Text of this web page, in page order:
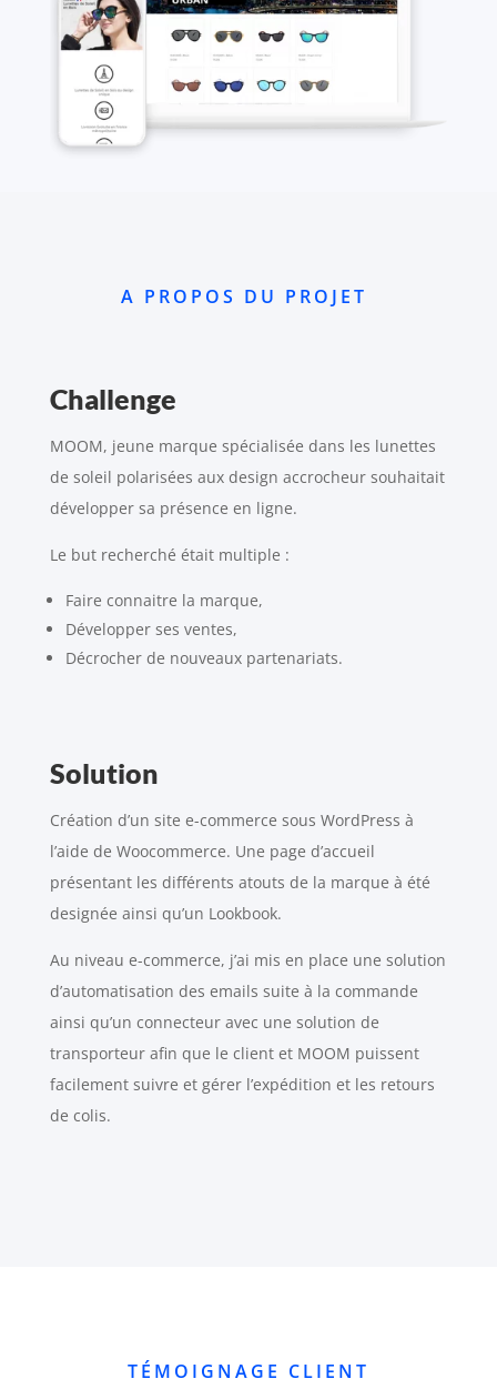
A PROPOS DU PROJET
Challenge
MOOM, jeune marque spécialisée dans les lunettes
de soleil polarisées aux design accrocheur souhaitait
développer sa présence en ligne.
Le but recherché était multiple :
Faire connaitre la marque,
Développer ses ventes,
Décrocher de nouveaux partenariats.
Solution
Création d’un site e-commerce sous WordPress à
l’aide de Woocommerce. Une page d’accueil
présentant les différents atouts de la marque à été
designée ainsi qu’un Lookbook.
Au niveau e-commerce, j’ai mis en place une solution
d’automatisation des emails suite à la commande
ainsi qu’un connecteur avec une solution de
transporteur afin que le client et MOOM puissent
facilement suivre et gérer l’expédition et les retours
de colis.
TÉMOIGNAGE CLIENT